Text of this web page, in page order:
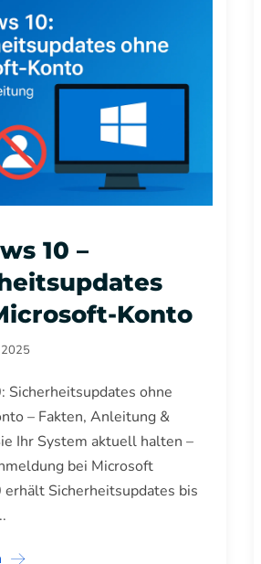
10 –
Konto
Sicherheitsupdates ohne
– Fakten, Anleitung &
Ihr System aktuell halten –
bei Microsoft
Sicherheitsupdates bis